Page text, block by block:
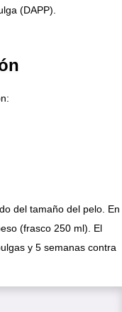
(DAPP).
del tamaño del pelo. En
(frasco 250 ml). El
y 5 semanas contra